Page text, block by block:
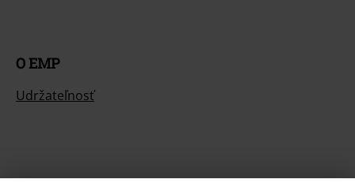
O EMP
Udržateľnosť